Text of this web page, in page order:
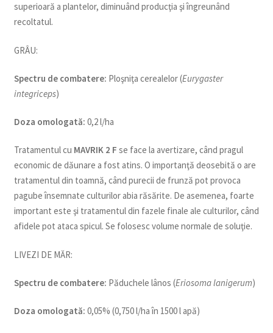
superioară a plantelor, diminuând producţia şi îngreunând
recoltatul.
GRÂU:
Spectru de combatere: Ploşniţa cerealelor (Eurygaster
integriceps)
Doza omologată: 0,2 l/ha
Tratamentul cu MAVRIK 2 F se face la avertizare, când pragul
economic de dăunare a fost atins. O importanţă deosebită o are
tratamentul din toamnă, când purecii de frunză pot provoca
pagube însemnate culturilor abia răsărite. De asemenea, foarte
important este şi tratamentul din fazele finale ale culturilor, când
afidele pot ataca spicul. Se folosesc volume normale de soluţie.
LIVEZI DE MĂR:
Spectru de combatere: Păduchele lânos (Eriosoma lanigerum)
Doza omologată: 0,05% (0,750 l/ha în 1500 l apă)